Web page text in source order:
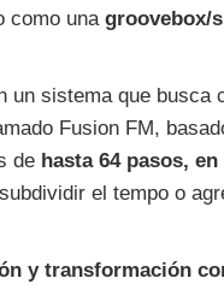
como una groovebox/
un sistema que busca
Fusion FM,
de hasta 64 pasos,
el tempo o
y transformación